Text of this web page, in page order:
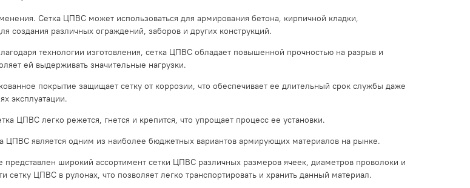
Сетка ЦПВС может использоваться для армирования бетона, кирпичной кладки,
создания различных ограждений, заборов и других конструкций.
технологии изготовления, сетка ЦПВС обладает повышенной прочностью на разрыв и
ей выдерживать значительные нагрузки.
покрытие защищает сетку от коррозии, что обеспечивает ее длительный срок службы даже
эксплуатации.
ЦПВС легко режется, гнется и крепится, что упрощает процесс ее установки.
ЦПВС является одним из наиболее бюджетных вариантов армирующих материалов на рынке.
представлен широкий ассортимент сетки ЦПВС различных размеров ячеек, диаметров проволоки и
ЦПВС в рулонах, что позволяет легко транспортировать и хранить данный материал.